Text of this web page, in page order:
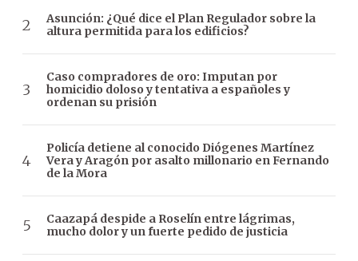
Asunción: ¿Qué dice el Plan Regulador sobre la
altura permitida para los edificios?
Caso compradores de oro: Imputan por
homicidio doloso y tentativa a españoles y
ordenan su prisión
Policía detiene al conocido Diógenes Martínez
Vera y Aragón por asalto millonario en Fernando
de la Mora
Caazapá despide a Roselín entre lágrimas,
mucho dolor y un fuerte pedido de justicia